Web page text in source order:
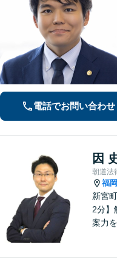
電話でお問い合わせ
因
朝道法
福
新宮
2分】
案力